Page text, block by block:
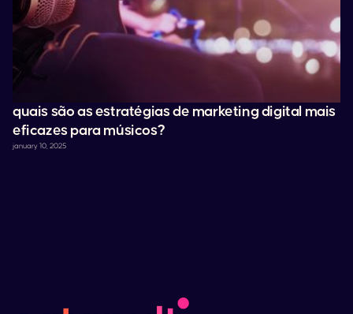
quais são as estratégias de marketing digital mais
eficazes para músicos?
january 10, 2025